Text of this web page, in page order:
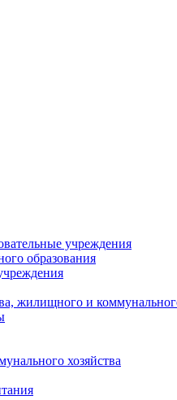
учреждения
образования
жилищного и
хозяйства